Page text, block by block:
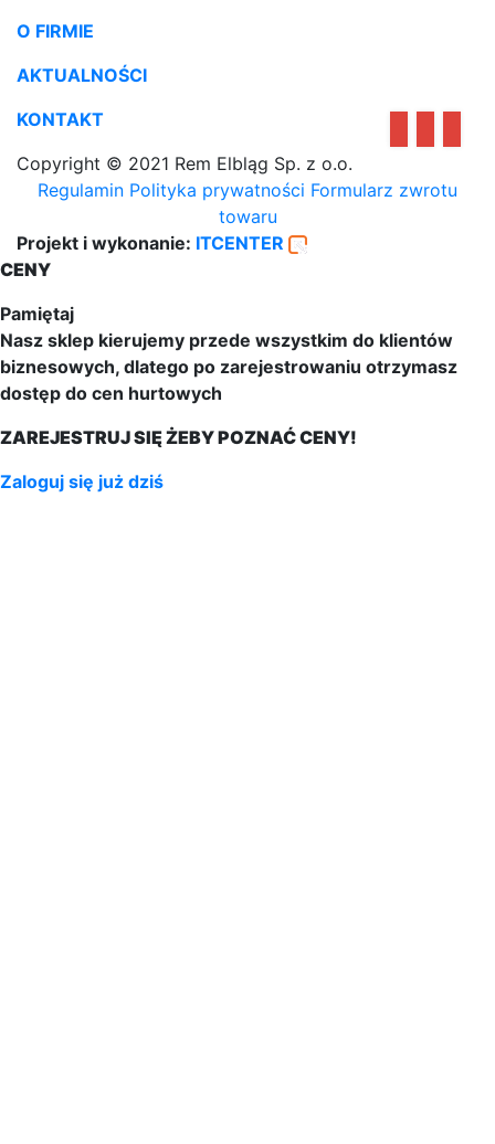
O FIRMIE
AKTUALNOŚCI
KONTAKT
Copyright © 2021 Rem Elbląg Sp. z o.o.
Regulamin Polityka prywatności Formularz zwrotu
towaru
Projekt i wykonanie: ITCENTER
CENY
Pamiętaj
Nasz sklep kierujemy przede wszystkim do klientów
biznesowych, dlatego po zarejestrowaniu otrzymasz
dostęp do cen hurtowych
ZAREJESTRUJ SIĘ ŻEBY POZNAĆ CENY!
Zaloguj się już dziś